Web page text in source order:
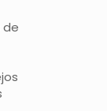
de